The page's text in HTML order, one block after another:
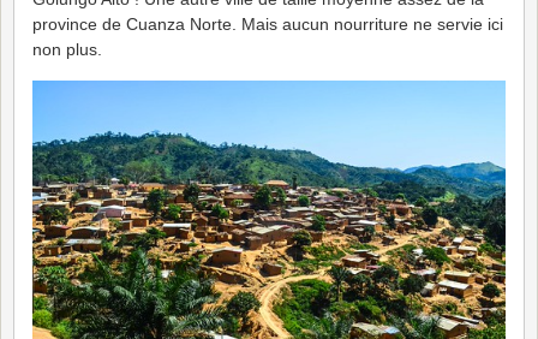
province de Cuanza Norte. Mais aucun nourriture ne servie ici
non plus.